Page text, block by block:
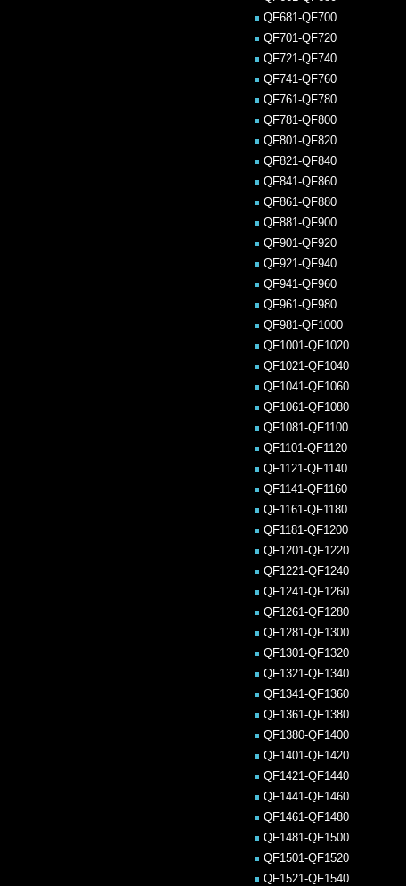
QF681-QF700
QF701-QF720
QF721-QF740
QF741-QF760
QF761-QF780
QF781-QF800
QF801-QF820
QF821-QF840
QF841-QF860
QF861-QF880
QF881-QF900
QF901-QF920
QF921-QF940
QF941-QF960
QF961-QF980
QF981-QF1000
QF1001-QF1020
QF1021-QF1040
QF1041-QF1060
QF1061-QF1080
QF1081-QF1100
QF1101-QF1120
QF1121-QF1140
QF1141-QF1160
QF1161-QF1180
QF1181-QF1200
QF1201-QF1220
QF1221-QF1240
QF1241-QF1260
QF1261-QF1280
QF1281-QF1300
QF1301-QF1320
QF1321-QF1340
QF1341-QF1360
QF1361-QF1380
QF1380-QF1400
QF1401-QF1420
QF1421-QF1440
QF1441-QF1460
QF1461-QF1480
QF1481-QF1500
QF1501-QF1520
QF1521-QF1540